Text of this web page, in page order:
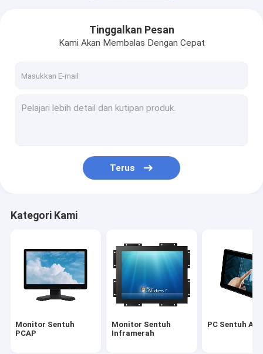
PC Sentuh AIO
Layar Sentuh PCAP
Foil Sentuh PCAP
Panel LCD TFT
Layar Sentuh Gelombang Akustik Permukaan
Layar Sentuh Resistif
Monitor Layar Sentuh Melengkung
Tinggalkan Pesan
Kami Akan Membalas Dengan Cepat
Terus
Kategori Kami
Monitor Sentuh
PCAP
Monitor Sentuh
Inframerah
PC Sentuh AIO